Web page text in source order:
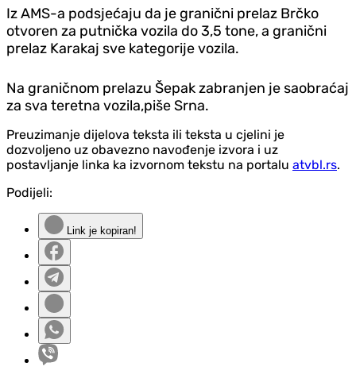
Iz AMS-a podsjećaju da je granični prelaz Brčko
otvoren za putnička vozila do 3,5 tone, a granični
prelaz Karakaj sve kategorije vozila.
Na graničnom prelazu Šepak zabranjen je saobraćaj
za sva teretna vozila,piše Srna.
Preuzimanje dijelova teksta ili teksta u cjelini je
dozvoljeno uz obavezno navođenje izvora i uz
postavljanje linka ka izvornom tekstu na portalu atvbl.rs.
Podijeli:
Link je kopiran!